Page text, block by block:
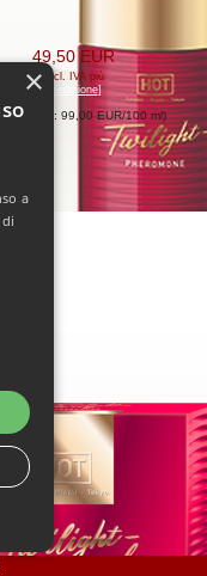
49,50 EUR
[incl. IVA più
spedizione]
base: 99,00 EUR/100 ml)
a
×